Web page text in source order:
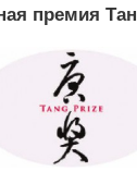
премия Тан